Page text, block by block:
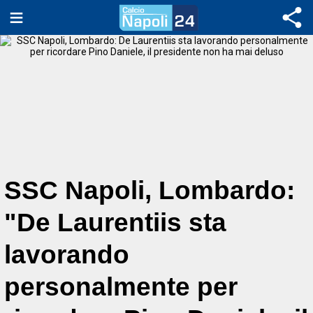
SSC Napoli, Lombardo:
"De Laurentiis sta
lavorando
personalmente per